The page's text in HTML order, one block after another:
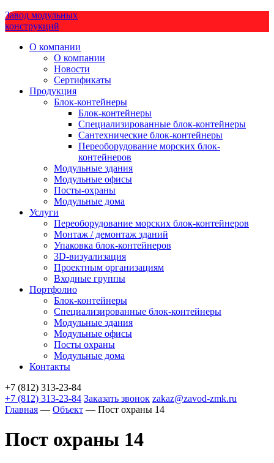
Завод модульных
конструкций
О компании
О компании
Новости
Сертификаты
Продукция
Блок-контейнеры
Блок-контейнеры
Специализированные блок-контейнеры
Сантехнические блок-контейнеры
Переоборудование морских блок-
контейнеров
Модульные здания
Модульные офисы
Посты-охраны
Модульные дома
Услуги
Переоборудование морских блок-контейнеров
Монтаж / демонтаж зданий
Упаковка блок-контейнеров
3D-визуализация
Проектным организациям
Входные группы
Портфолио
Блок-контейнеры
Специализированные блок-контейнеры
Модульные здания
Модульные офисы
Посты охраны
Модульные дома
Контакты
+7 (812) 313-23-84
+7 (812) 313-23-84 Заказать звонок zakaz@zavod-zmk.ru
Главная — Объект — Пост охраны 14
Пост охраны 14